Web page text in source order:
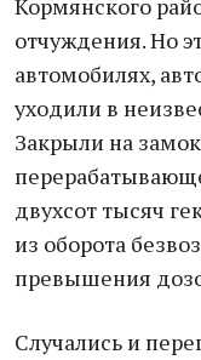
Кормянского
отчуждения. Но
автомобилях,
уходили в
Закрыли на
двухсот тысяч
из оборота
превышения
Случались и